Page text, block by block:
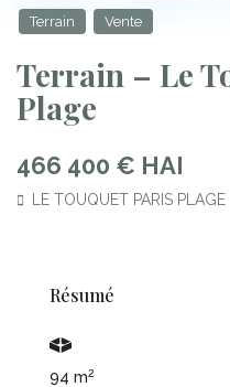
Terrain Vente
Terrain – Le
Plage
466 400 € HAI
LE TOUQUET PARIS PLAGE
Résumé
94 m2